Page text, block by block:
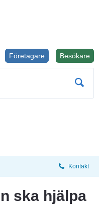
Besökare
Företagare
Kontakt
ska hjälpa